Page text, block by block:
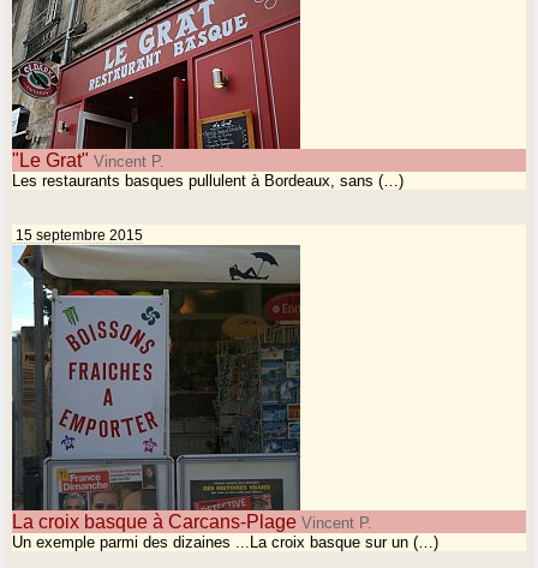
"Le Grat" Vincent P.
Les restaurants basques pullulent à Bordeaux, sans (…)
15 septembre 2015
La croix basque à Carcans-Plage Vincent P.
Un exemple parmi des dizaines ...La croix basque sur un (…)